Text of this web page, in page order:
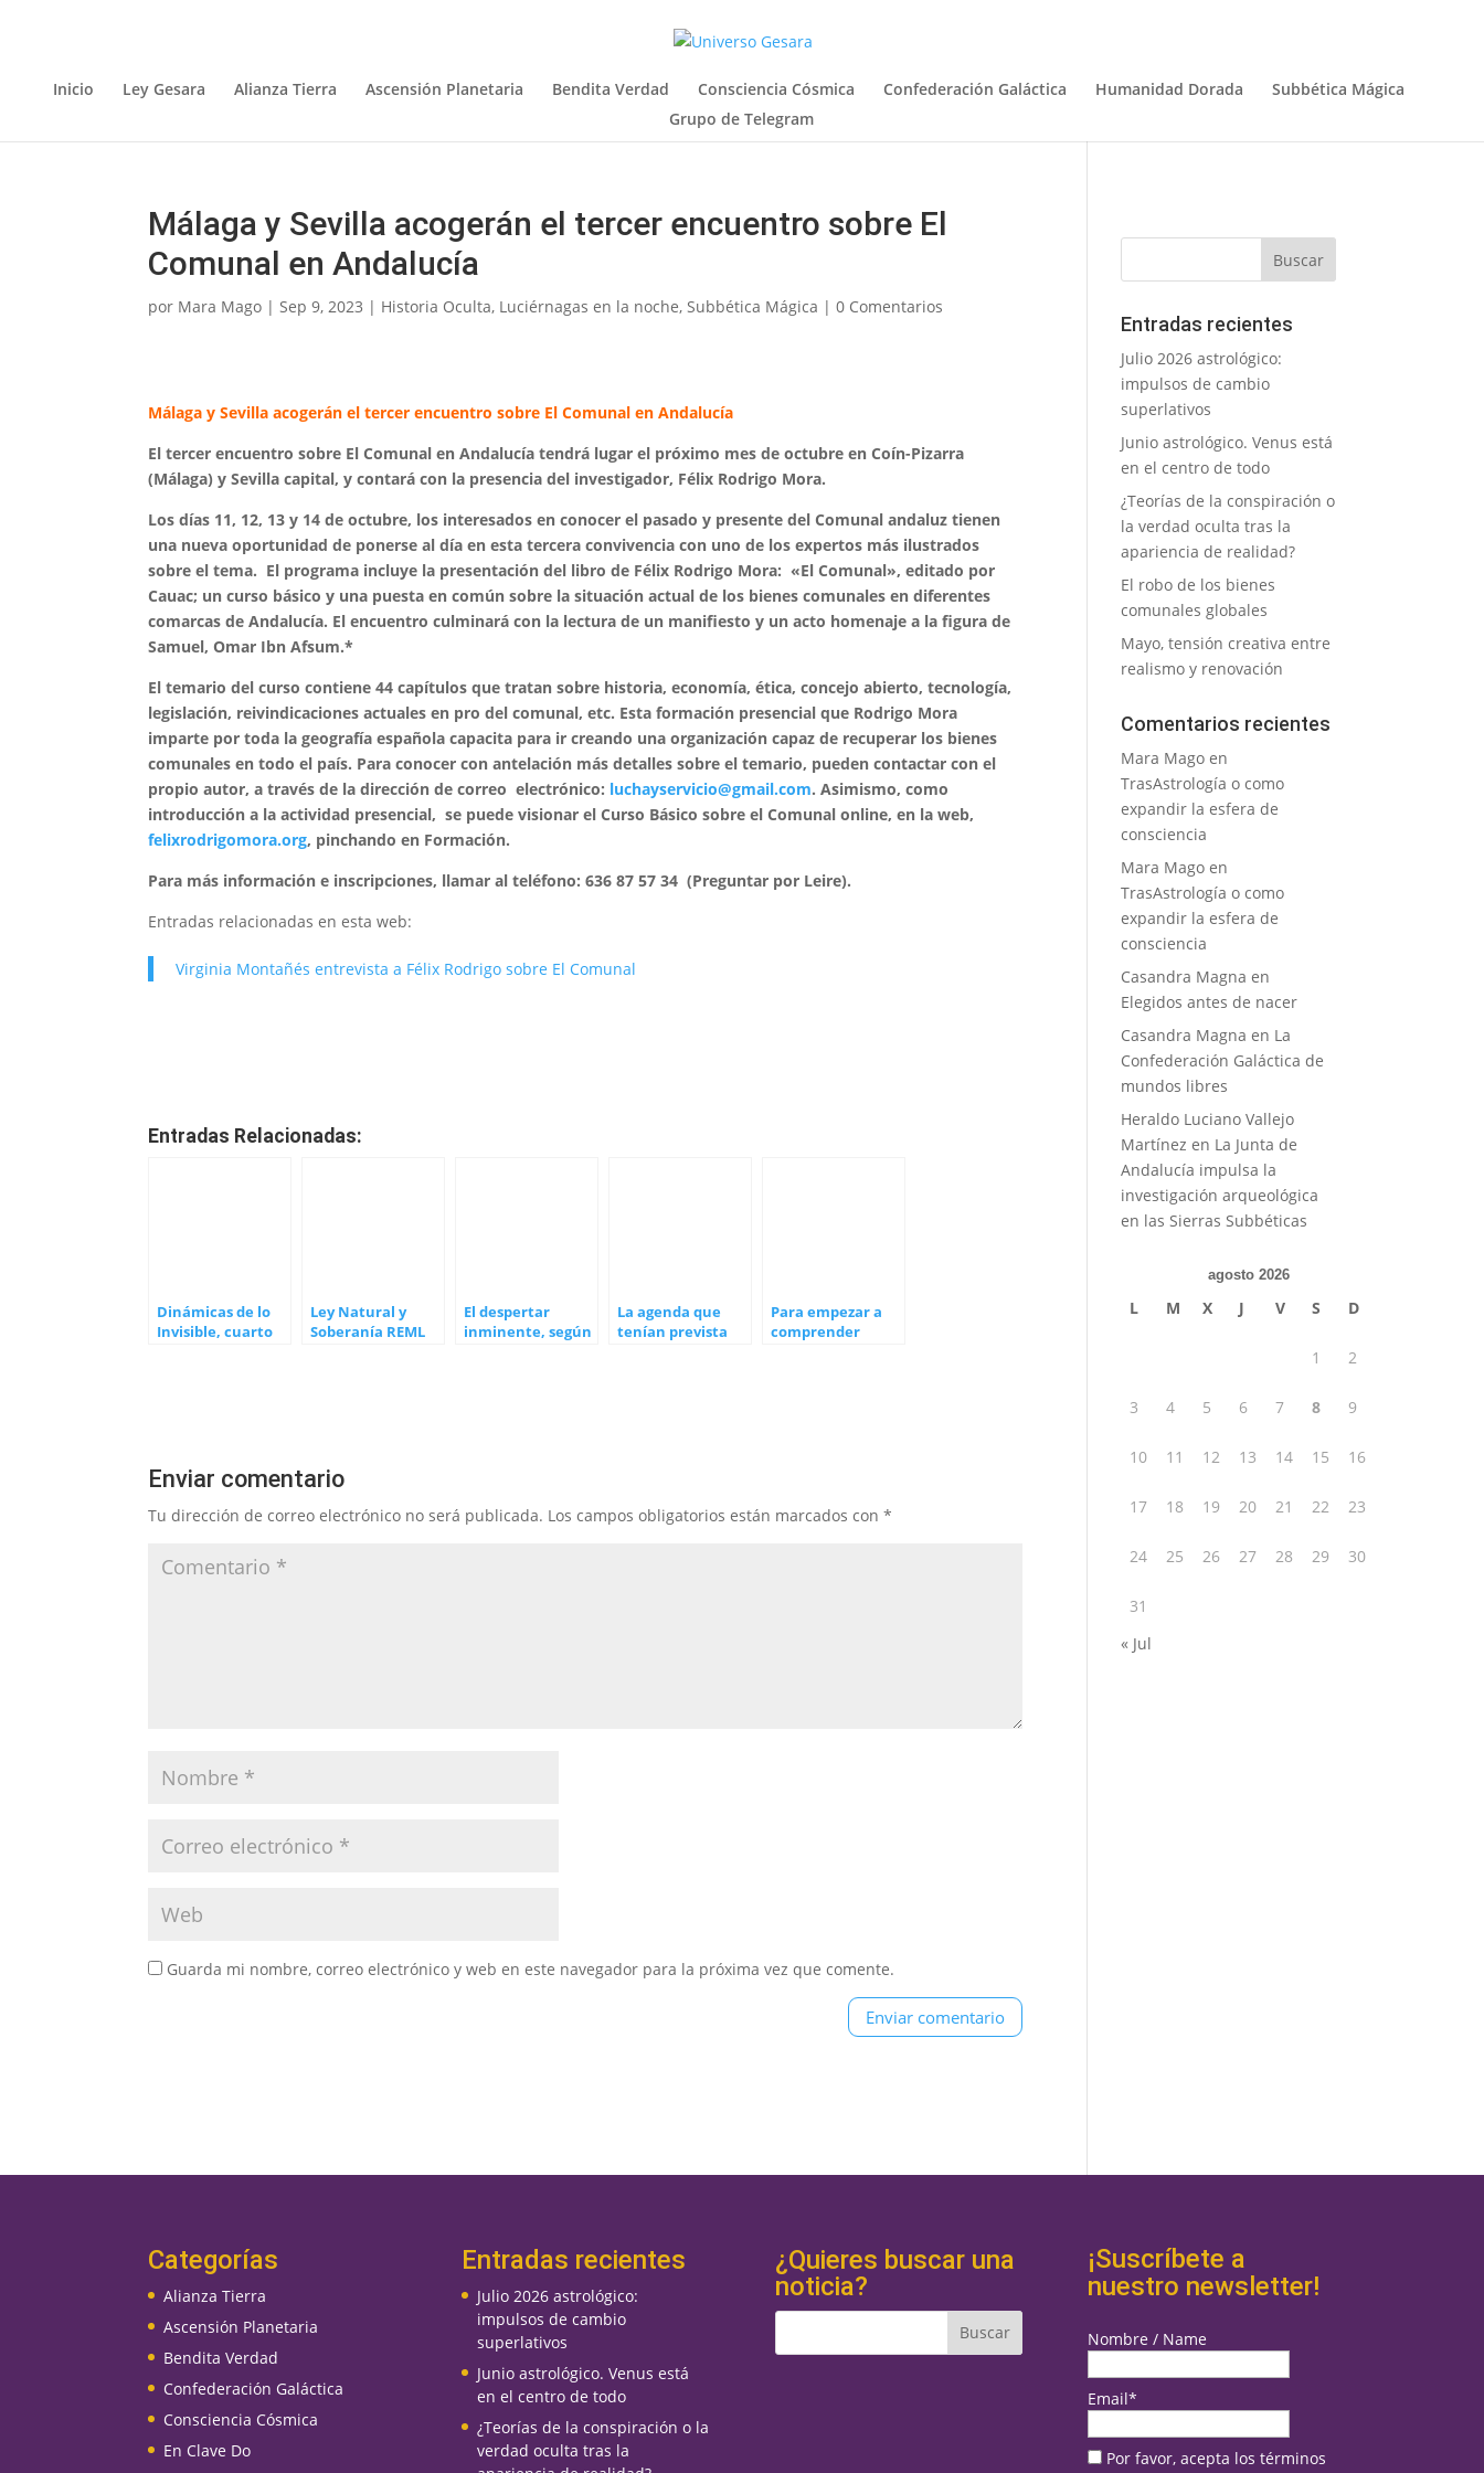
Inicio Ley Gesara Alianza Tierra Ascensión Planetaria Bendita Verdad Consciencia Cósmica Confederación Galáctica Humanidad Dorada
Subbética Mágica
Grupo de Telegram
Málaga y Sevilla acogerán el tercer encuentro sobre El
Comunal en Andalucía
por Mara Mago |Sep 9, 2023 | Historia Oculta, Luciérnagas en la noche,Subbética Mágica |0 Comentarios
Málaga y Sevilla acogerán el tercer encuentro sobre El Comunal en Andalucía
El tercer encuentro sobre El Comunal en Andalucía tendrá lugar el próximo mes de octubre en Coín-Pizarra
(Málaga) y Sevilla capital, y contará con la presencia del investigador, Félix Rodrigo Mora.
Los días 11, 12, 13 y 14 de octubre, los interesados en conocer el pasado y presente del Comunal andaluz tienen
una nueva oportunidad de ponerse al día en esta tercera convivencia con uno de los expertos más ilustrados
sobre el tema. El programa incluye la presentación del libro de Félix Rodrigo Mora: «El Comunal», editado por
Cauac; un curso básico y una puesta en común sobre la situación actual de los bienes comunales en diferentes
comarcas de Andalucía. El encuentro culminará con la lectura de un manifiesto y un acto homenaje a la figura de
Samuel, Omar Ibn Afsum.*
El temario del curso contiene 44 capítulos que tratan sobre historia, economía, ética, concejo abierto, tecnología,
legislación, reivindicaciones actuales en pro del comunal, etc. Esta formación presencial que Rodrigo Mora
imparte por toda la geografía española capacita para ir creando una organización capaz de recuperar los bienes
comunales en todo el país. Para conocer con antelación más detalles sobre el temario, pueden contactar con el
propio autor, a través de la dirección de correo electrónico: luchayservicio@gmail.com. Asimismo, como
introducción a la actividad presencial, se puede visionar el Curso Básico sobre el Comunal online, en la web,
felixrodrigomora.org, pinchando en Formación.
Para más información e inscripciones, llamar al teléfono:636 87 57 34 (Preguntar por Leire).
Entradas relacionadas en esta web:
Virginia Montañés entrevista a Félix Rodrigo sobre El Comunal
Entradas Relacionadas:
Dinámicas de lo
Invisible, cuarto
Ley Natural y
Soberanía REML
El despertar
inminente, según
La agenda que
tenían prevista
Para empezar a
comprender
Enviar comentario
Tu dirección de correo electrónico no será publicada. Los campos obligatorios están marcados con*
Guarda mi nombre, correo electrónico y web en este navegador para la próxima vez que comente.
Entradas recientes
Julio 2026 astrológico:
impulsos de cambio
superlativos
Junio astrológico. Venus está
en el centro de todo
¿Teorías de la conspiración o
la verdad oculta tras la
apariencia de realidad?
El robo de los bienes
comunales globales
Mayo, tensión creativa entre
realismo y renovación
Comentarios recientes
Mara Mago en
TrasAstrología o como
expandir la esfera de
consciencia
Mara Mago en
TrasAstrología o como
expandir la esfera de
consciencia
Casandra Magna en
Elegidos antes de nacer
Casandra Magna en La
Confederación Galáctica de
mundos libres
Heraldo Luciano Vallejo
Martínez en La Junta de
Andalucía impulsa la
investigación arqueológica
en las Sierras Subbéticas
agosto 2026
L M X J V S D
1 2
3 4 5 6 7 8 9
10 11 12 13 14 15 16
17 18 19 20 21 22 23
24 25 26 27 28 29 30
31
« Jul
Categorías
Alianza Tierra
Ascensión Planetaria
Bendita Verdad
Confederación Galáctica
Consciencia Cósmica
En Clave Do
Entradas recientes
Julio 2026 astrológico:
impulsos de cambio
superlativos
Junio astrológico. Venus está
en el centro de todo
¿Teorías de la conspiración o la
verdad oculta tras la
¿Quieres buscar una
noticia?
¡Suscríbete a
nuestro newsletter!
Nombre / Name
Email*
Por favor, acepta los términos